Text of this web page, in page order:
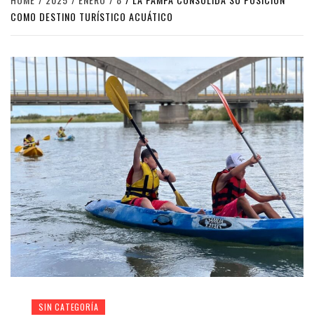
COMO DESTINO TURÍSTICO ACUÁTICO
SIN CATEGORÍA